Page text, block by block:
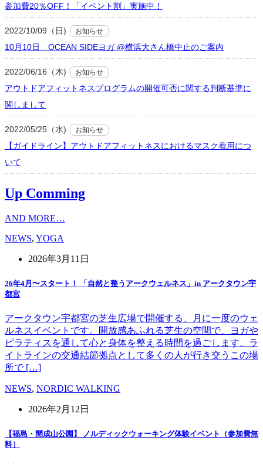
参加費20％OFF！「イベント割」実施中！
2022/10/09（日) お知らせ
10月10日 OCEAN SIDEヨガ @横浜大さん橋中止のご案内
2022/06/16（木) お知らせ
アウトドアフィットネスプログラムの開催可否に関する判断基準に
関しまして
2022/05/25（水) お知らせ
【ガイドライン】アウトドアフィットネスにおけるマスク着用につ
いて
Up Comming
AND MORE…
NEWS, YOGA
2026年3月11日
26年4月〜スタート！ 「自然と整うアークウェルネス」in アークタウン宇
都宮
アークタウン宇都宮の芝生広場で開催する、月に一度のウェ
ルネスイベントです。開放感あふれる芝生の空間で、ヨガや
ピラティスを通して心と身体を整える時間を過ごします。ラ
イトラインの交通結節拠点として多くの人が行き交うこの場
所で […]
NEWS, NORDIC WALKING
2026年2月12日
【福島・開成山公園】 ノルディックウォーキング体験イベント（参加費無
料）